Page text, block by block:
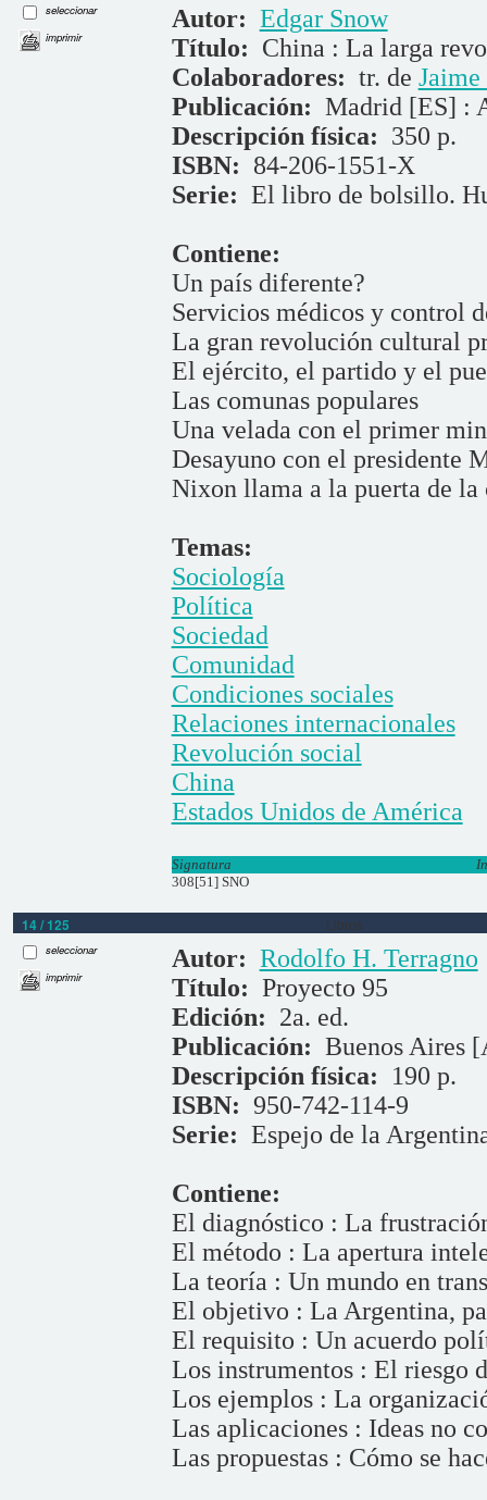
seleccionar
imprimir
Autor: Edgar Snow
Título: China : La larga
Colaboradores: tr. de Jaime
Publicación: Madrid [ES] :
Descripción física: 350 p.
ISBN: 84-206-1551-X
Serie: El libro de bolsillo.
Contiene:
Un país diferente?
Servicios médicos y control
La gran revolución cultural
El ejército, el partido y el
Las comunas populares
Una velada con el primer
Desayuno con el presidente
Nixon llama a la puerta de
Temas:
Sociología
Política
Sociedad
Comunidad
Condiciones sociales
Relaciones internacionales
Revolución social
China
Estados Unidos de América
Signatura
308[51] SNO
14 / 125 Libros
seleccionar
imprimir
Autor: Rodolfo H. Terragno
Título: Proyecto 95
Edición: 2a. ed.
Publicación: Buenos Aires
Descripción física: 190 p.
ISBN: 950-742-114-9
Serie: Espejo de la
Contiene:
El diagnóstico : La
El método : La apertura
La teoría : Un mundo en
El objetivo : La Argentina,
El requisito : Un acuerdo
Los instrumentos : El riesgo
Los ejemplos : La
Las aplicaciones : Ideas no
Las propuestas : Cómo se